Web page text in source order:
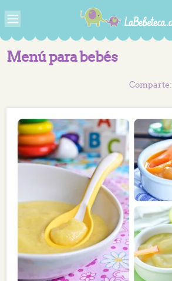
Menú para bebés
Comparte: